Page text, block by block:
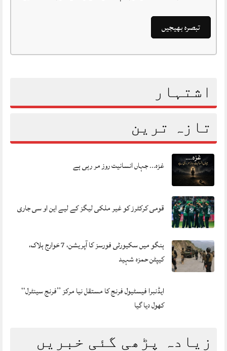
اشتہار
تازہ ترین
غزہ… جہاں انسانیت روز مر رہی ہے
قومی کرکٹرز کو غیر ملکی لیگز کے لیے این او سی جاری
ہنگو میں سکیورٹی فورسز کا آپریشن، 7 خوارج ہلاک،
کیپٹن حمزہ شہید
ایڈنبرا فیسٹیول فرنج کا مستقل نیا مرکز ’’فرنج سینٹرل‘‘
کھول دیا گیا
زیادہ پڑھی گئی خبریں